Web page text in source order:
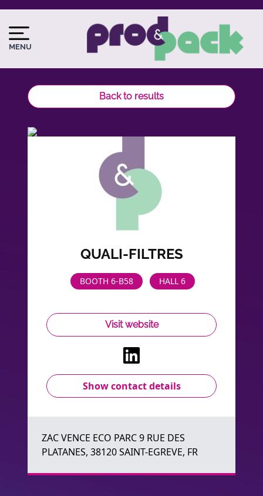
Skip
main
content
MENU
Image
du
logo
Image
Back to results
QUALI-FILTRES
BOOTH 6-B58 HALL 6
Visit website
Show contact details
ZAC VENCE ECO PARC 9 RUE DES
PLATANES, 38120 SAINT-EGREVE, FR